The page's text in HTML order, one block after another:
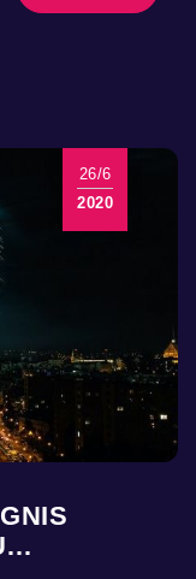
26/6
2020